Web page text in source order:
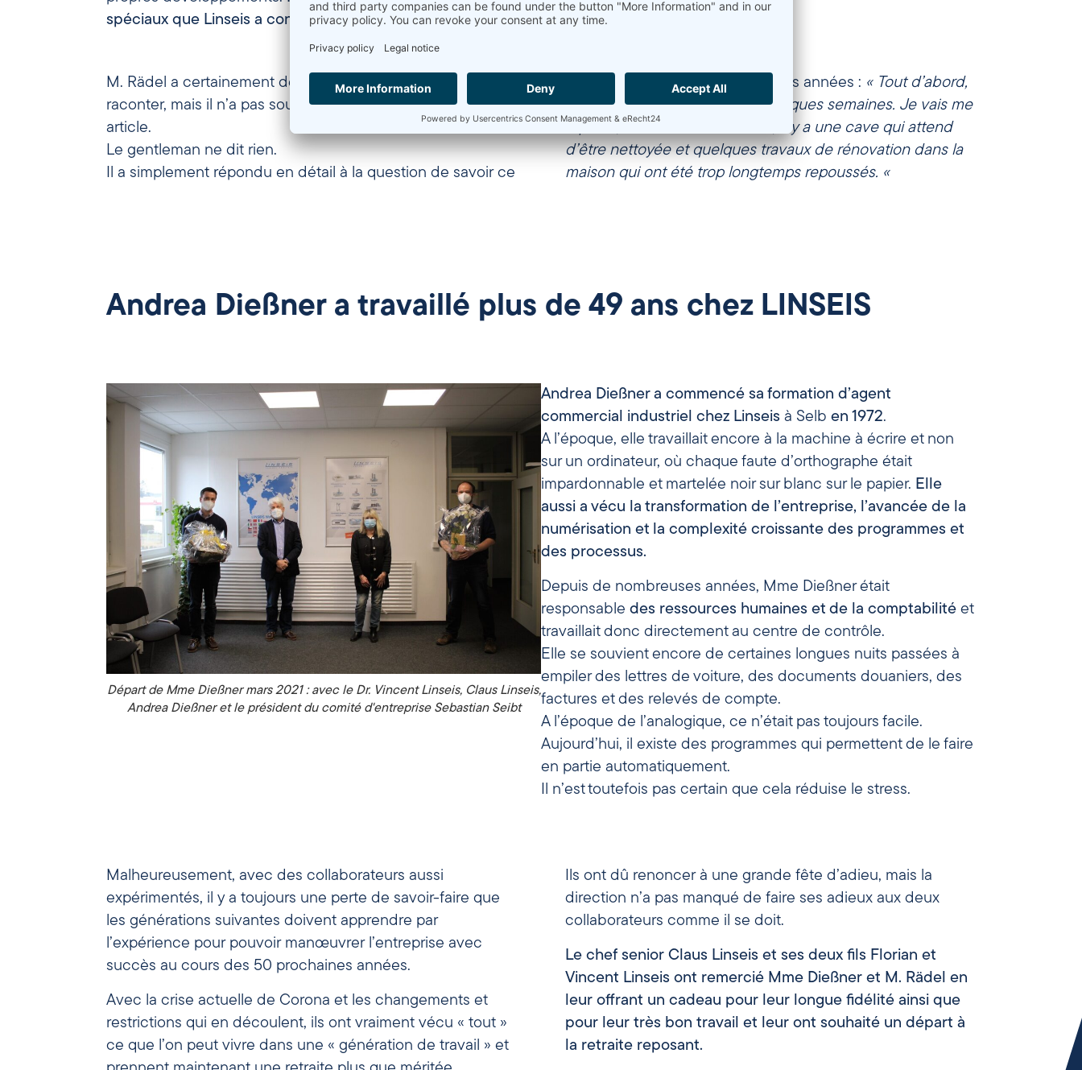
spéciaux que Linseis a construits dans les années 1990 à
M. Rädel a certainement des histoires et des anecdotes à
raconter, mais il n’a pas souhaité en faire part dans cet
article.
Le gentleman ne dit rien.
Il a simplement répondu en détail à la question de savoir ce
qui l’attendait dans les prochaines années : « Tout d’abord,
je ne vais rien faire pendant quelques semaines. Je vais me
reposer, me détendre. Ensuite, il y a une cave qui attend
d’être nettoyée et quelques travaux de rénovation dans la
maison qui ont été trop longtemps repoussés. «
Andrea Dießner a travaillé plus de 49 ans chez LINSEIS
Départ de Mme Dießner mars 2021 : avec le Dr. Vincent Linseis, Claus Linseis,
Andrea Dießner et le président du comité d'entreprise Sebastian Seibt
Andrea Dießner a commencé sa formation d’agent
commercial industriel chez Linseis à Selb en 1972.
A l’époque, elle travaillait encore à la machine à écrire et non
sur un ordinateur, où chaque faute d’orthographe était
impardonnable et martelée noir sur blanc sur le papier. Elle
aussi a vécu la transformation de l’entreprise, l’avancée de la
numérisation et la complexité croissante des programmes et
des processus.
Depuis de nombreuses années, Mme Dießner était
responsable des ressources humaines et de la comptabilité et
travaillait donc directement au centre de contrôle.
Elle se souvient encore de certaines longues nuits passées à
empiler des lettres de voiture, des documents douaniers, des
factures et des relevés de compte.
A l’époque de l’analogique, ce n’était pas toujours facile.
Aujourd’hui, il existe des programmes qui permettent de le faire
en partie automatiquement.
Il n’est toutefois pas certain que cela réduise le stress.
Malheureusement, avec des collaborateurs aussi
expérimentés, il y a toujours une perte de savoir-faire que
les générations suivantes doivent apprendre par
l’expérience pour pouvoir manœuvrer l’entreprise avec
succès au cours des 50 prochaines années.
Avec la crise actuelle de Corona et les changements et
restrictions qui en découlent, ils ont vraiment vécu « tout »
ce que l’on peut vivre dans une « génération de travail » et
Ils ont dû renoncer à une grande fête d’adieu, mais la
direction n’a pas manqué de faire ses adieux aux deux
collaborateurs comme il se doit.
Le chef senior Claus Linseis et ses deux fils Florian et
Vincent Linseis ont remercié Mme Dießner et M. Rädel en
leur offrant un cadeau pour leur longue fidélité ainsi que
pour leur très bon travail et leur ont souhaité un départ à
la retraite reposant.